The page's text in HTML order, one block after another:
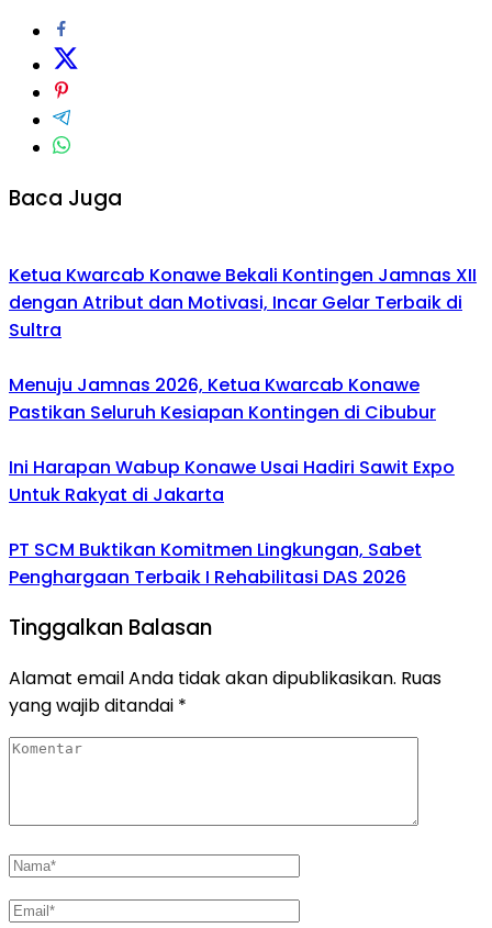
Baca Juga
Ketua Kwarcab Konawe Bekali Kontingen Jamnas XII
dengan Atribut dan Motivasi, Incar Gelar Terbaik di
Sultra
Menuju Jamnas 2026, Ketua Kwarcab Konawe
Pastikan Seluruh Kesiapan Kontingen di Cibubur
Ini Harapan Wabup Konawe Usai Hadiri Sawit Expo
Untuk Rakyat di Jakarta
PT SCM Buktikan Komitmen Lingkungan, Sabet
Penghargaan Terbaik I Rehabilitasi DAS 2026
Tinggalkan Balasan
Alamat email Anda tidak akan dipublikasikan. Ruas
yang wajib ditandai *